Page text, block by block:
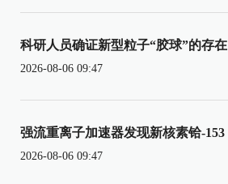
科研人员确证新型粒子“胶球”的存在
2026-08-06 09:47
强流重离子加速器发现新核素铪-153
2026-08-06 09:47